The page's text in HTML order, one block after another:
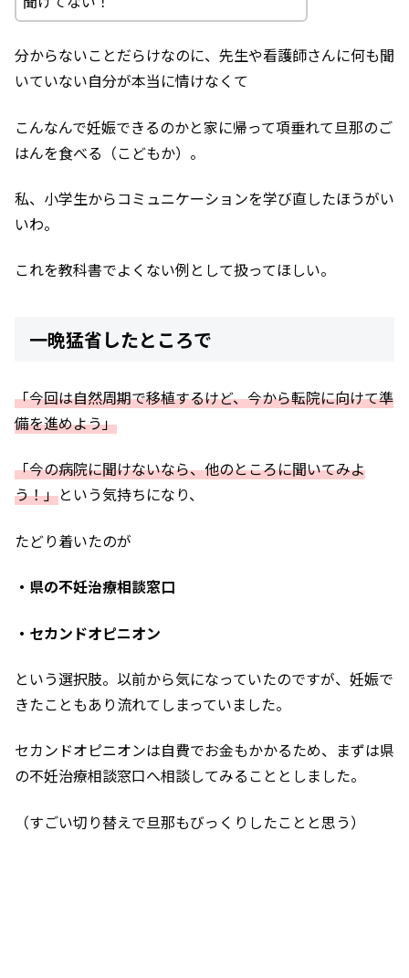
分からないことだらけなのに、先生や看護師さんに何も聞
いていない自分が本当に情けなくて
こんなんで妊娠できるのかと家に帰って項垂れて旦那のご
はんを食べる（こどもか）。
私、小学生からコミュニケーションを学び直したほうがい
いわ。
これを教科書でよくない例として扱ってほしい。
一晩猛省したところで
「今回は自然周期で移植するけど、今から転院に向けて準
備を進めよう」
「今の病院に聞けないなら、他のところに聞いてみよ
う！」という気持ちになり、
たどり着いたのが
・県の不妊治療相談窓口
・セカンドオピニオン
という選択肢。以前から気になっていたのですが、妊娠で
きたこともあり流れてしまっていました。
セカンドオピニオンは自費でお金もかかるため、まずは県
の不妊治療相談窓口へ相談してみることとしました。
（すごい切り替えで旦那もびっくりしたことと思う）